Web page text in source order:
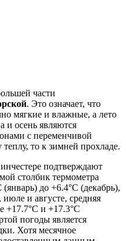
части
. Это означает, что
мягкие и влажные, а лето
и осень являются
с переменчивой
то к зимней прохладе.
подтверждают
столбик термометра
до +6.4°C (декабрь),
и августе, средняя
+17.7°C и +17.3°C
погоды является
Хотя месячное